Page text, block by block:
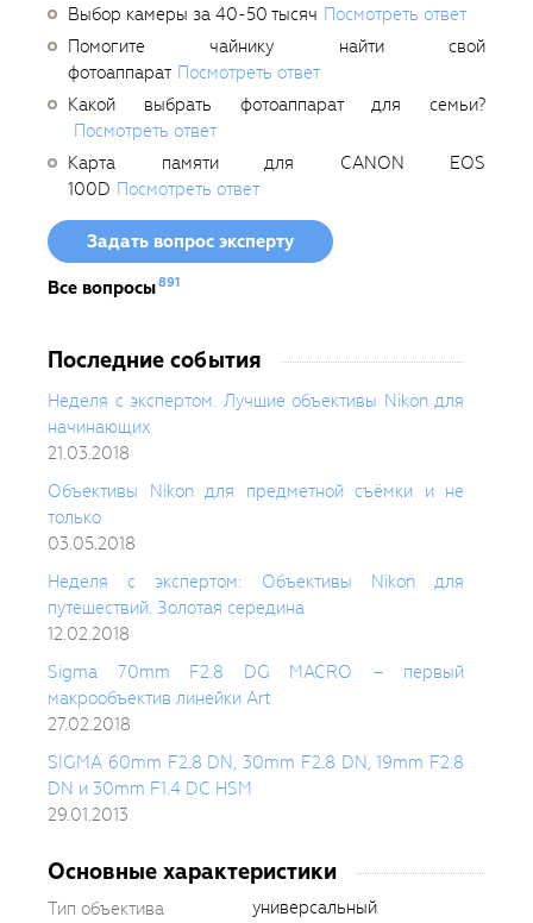
Выбор камеры за 40-50 тысяч Посмотреть ответ
Помогите чайнику найти свой
фотоаппарат Посмотреть ответ
Какой выбрать фотоаппарат для семьи?
Посмотреть ответ
Карта памяти для CANON EOS
100D Посмотреть ответ
Задать вопрос эксперту
Все вопросы891
Последние события
Неделя с экспертом. Лучшие объективы Nikon для
начинающих
21.03.2018
Объективы Nikon для предметной съёмки и не
только
03.05.2018
Неделя с экспертом: Объективы Nikon для
путешествий. Золотая середина
12.02.2018
Sigma 70mm F2.8 DG MACRO – первый
макрообъектив линейки Art
27.02.2018
SIGMA 60mm F2.8 DN, 30mm F2.8 DN, 19mm F2.8
DN и 30mm F1.4 DC HSM
29.01.2013
Основные характеристики
Тип объектива
универсальный